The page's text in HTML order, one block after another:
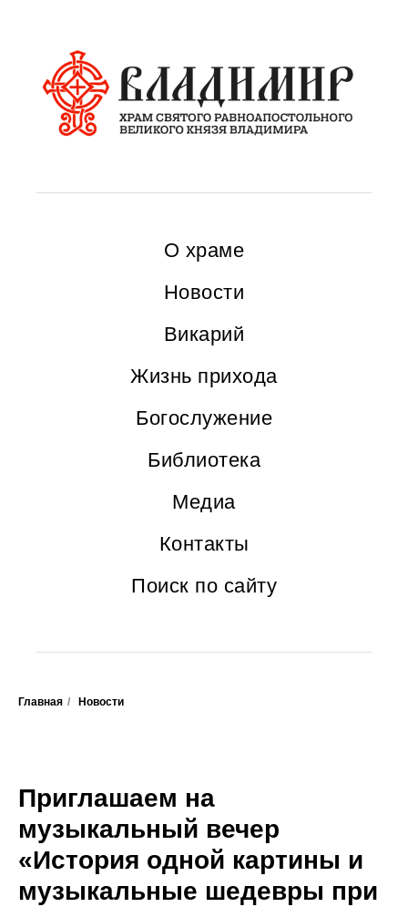
О храме
Новости
Викарий
Жизнь прихода
Богослужение
Библиотека
Медиа
Контакты
Поиск по сайту
Главная / Новости
Приглашаем на
музыкальный вечер
«История одной картины и
музыкальные шедевры при